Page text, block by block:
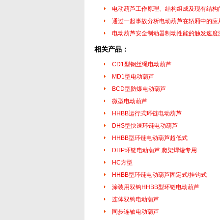
电动葫芦工作原理、结构组成及现有结构
通过一起事故分析电动葫芦在轿厢中的应
电动葫芦安全制动器制动性能的触发速
相关产品：
CD1型钢丝绳电动葫芦
MD1型电动葫芦
BCD型防爆电动葫芦
微型电动葫芦
HHBB运行式环链电动葫芦
DHS型快速环链电动葫芦
HHBB型环链电动葫芦超低式
DHP环链电动葫芦 爬架焊罐专用
HC方型
HHBB型环链电动葫芦固定式/挂钩式
涂装用双钩HHBB型环链电动葫芦
连体双钩电动葫芦
同步连轴电动葫芦